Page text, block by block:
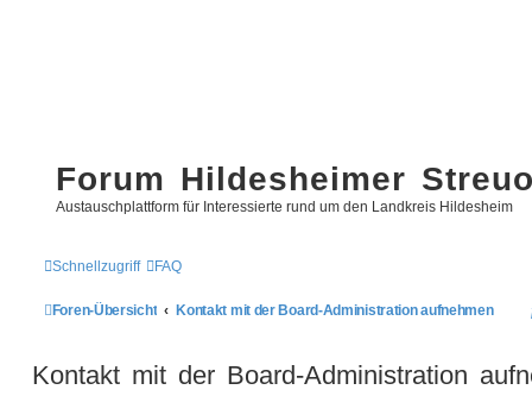
Forum Hildesheimer
Austauschplattform für Interessierte rund um den Landkreis Hildesheim
Schnellzugriff FAQ
Foren-Übersicht Kontakt mit der Board-Administration aufnehmen
Kontakt mit der Board-Administration